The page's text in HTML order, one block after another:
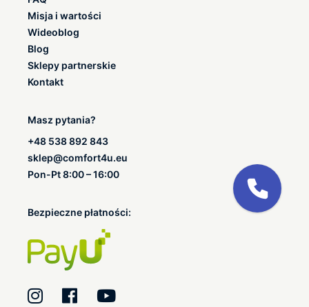
Misja i wartości
Wideoblog
Blog
Sklepy partnerskie
Kontakt
Masz pytania?
+48 538 892 843
sklep@comfort4u.eu
Pon-Pt 8:00 – 16:00
Bezpieczne płatności: